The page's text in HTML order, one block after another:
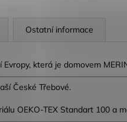
Ostatní informace
Evropy, která je domovem
České Třebové.
OEKO-TEX Standart 100 a